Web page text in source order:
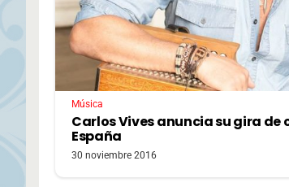
Música
Carlos Vives anuncia su gira de
España
30 noviembre 2016